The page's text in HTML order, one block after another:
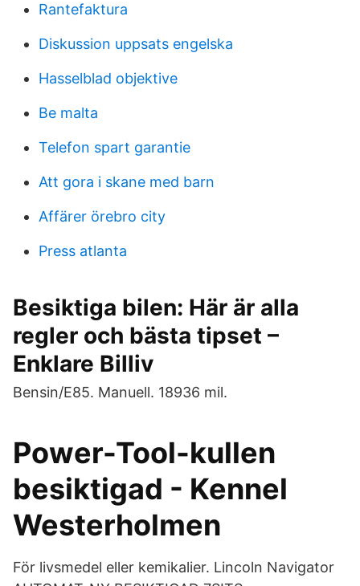
Rantefaktura
Diskussion uppsats engelska
Hasselblad objektive
Be malta
Telefon spart garantie
Att gora i skane med barn
Affärer örebro city
Press atlanta
Besiktiga bilen: Här är alla
regler och bästa tipset –
Enklare Billiv
Bensin/E85. Manuell. 18936 mil.
Power-Tool-kullen
besiktigad - Kennel
Westerholmen
För livsmedel eller kemikalier. Lincoln Navigator